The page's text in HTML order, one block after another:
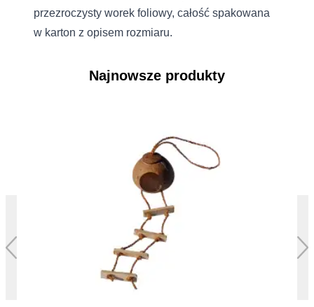
przezroczysty worek foliowy, całość spakowana
w karton z opisem rozmiaru.
Najnowsze produkty